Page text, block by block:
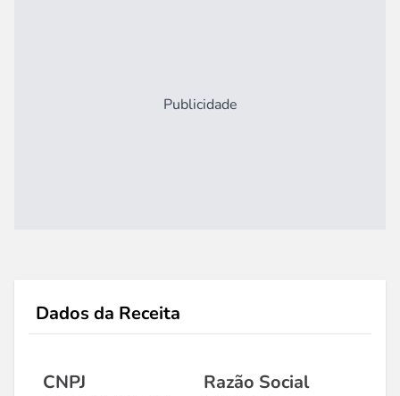
Publicidade
Dados da Receita
CNPJ Razão Social